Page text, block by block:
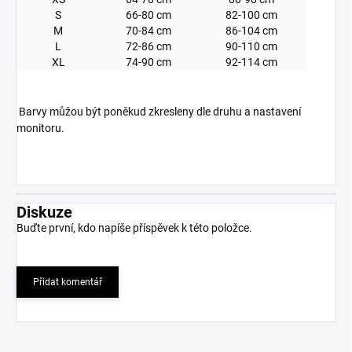
S
66-80 cm
82-100 cm
M
70-84 cm
86-104 cm
L
72-86 cm
90-110 cm
XL
74-90 cm 92-114 cm
Barvy můžou být poněkud zkresleny dle druhu a nastavení
monitoru.
Diskuze
Buďte první, kdo napíše příspěvek k této položce.
Přidat komentář